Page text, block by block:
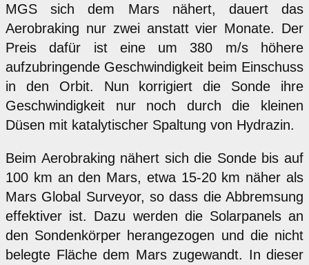
MGS sich dem Mars nähert, dauert das
Aerobraking nur zwei anstatt vier Monate. Der
Preis dafür ist eine um 380 m/s höhere
aufzubringende Geschwindigkeit beim Einschuss
in den Orbit. Nun korrigiert die Sonde ihre
Geschwindigkeit nur noch durch die kleinen
Düsen mit katalytischer Spaltung von Hydrazin.
Beim Aerobraking nähert sich die Sonde bis auf
100 km an den Mars, etwa 15-20 km näher als
Mars Global Surveyor, so dass die Abbremsung
effektiver ist. Dazu werden die Solarpanels an
den Sondenkörper herangezogen und die nicht
belegte Fläche dem Mars zugewandt. In dieser